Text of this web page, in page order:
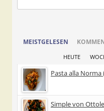
nach:
MEISTGELESEN
HEUTE
Pasta alla
Simple von